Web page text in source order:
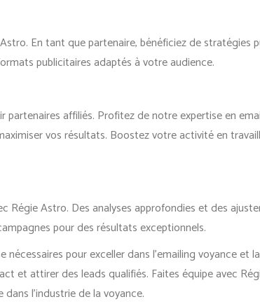
En tant que partenaire, bénéficiez de
publicitaires adaptés à votre audience.
partenaires affiliés. Profitez de notre expertise en
vos résultats. Boostez votre activité en
Régie Astro. Des analyses approfondies et des
pour des résultats exceptionnels.
pour exceller dans l’emailing voyance et
et attirer des leads qualifiés. Faites équipe avec
l’industrie de la voyance.